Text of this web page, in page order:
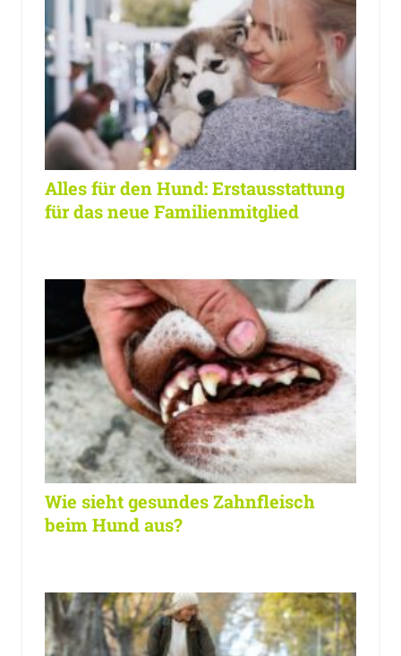
Alles für den Hund: Erstausstattung
für das neue Familienmitglied
Wie sieht gesundes Zahnfleisch
beim Hund aus?